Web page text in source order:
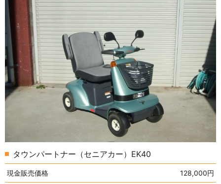
タウンパートナー（セニアカー）EK40
現金販売価格 128,000円